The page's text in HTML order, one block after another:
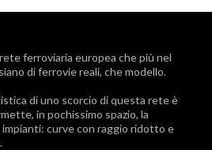
ferroviaria europea che più nel
di ferrovie reali, che modello.
di uno scorcio di questa rete è
in pochissimo spazio, la
curve con raggio ridotto e